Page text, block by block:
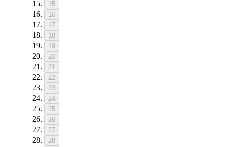
15
16
17
18
19
20
21
22
23
24
25
26
27
28